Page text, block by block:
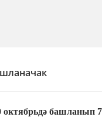
башланып 7